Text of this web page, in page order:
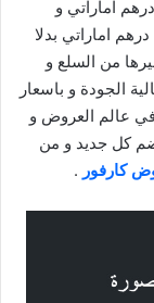
7.75 درهم اماراتي بدلا من السعر القديم 11.25 درهم اماراتي و
كورند بيف وزن 150 جرام عدد 3 ق بسعر 13.75 درهم اماراتي بدلا
الكثير غيرها من السلع و
الجودة و باسعار
عالم العروض و
كل جديد و من
كارفور .